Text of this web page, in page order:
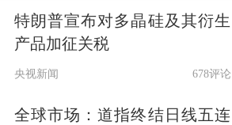
特朗普宣布对多晶硅及其衍生
产品加征关税
央视新闻 678评论
全球市场：道指终结日线五连